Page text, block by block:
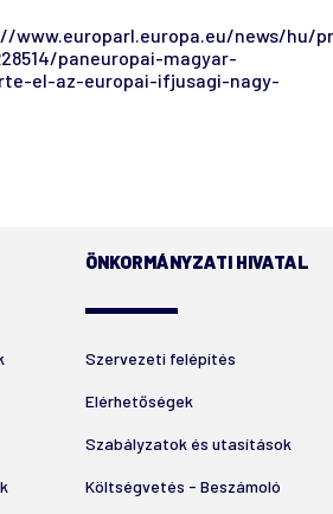
www.europarl.europa.eu/news/hu/
paneuropai-magyar-
el-az-europai-ifjusagi-nagy-
ÖNKORMÁNYZATI HIVATAL
Szervezeti felépítés
Elérhetőségek
Szabályzatok és utasítások
Költségvetés - Beszámoló